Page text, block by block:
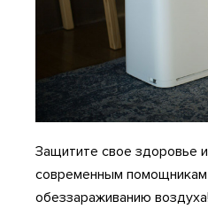
Защитите свое здоровье
современным помощникам
обеззараживанию воздуха!